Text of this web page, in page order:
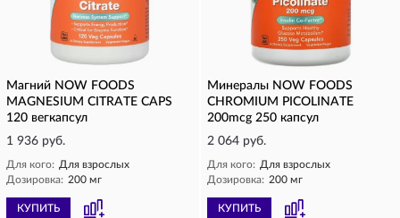
Магний NOW FOODS
MAGNESIUM CITRATE CAPS
120 вегкапсул
1 936 руб.
Для кого: Для взрослых
Дозировка: 200 мг
КУПИТЬ
Минералы NOW FOODS
CHROMIUM PICOLINATE
200mcg 250 капсул
2 064 руб.
Для кого: Для взрослых
Дозировка: 200 мг
КУПИТЬ